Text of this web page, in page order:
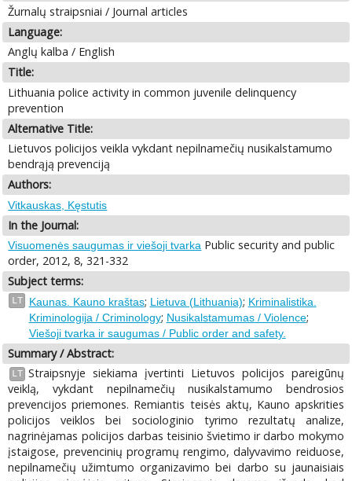
Žurnalų straipsniai / Journal articles
Language:
Anglų kalba / English
Title:
Lithuania police activity in common juvenile delinquency
prevention
Alternative Title:
Lietuvos policijos veikla vykdant nepilnamečių nusikalstamumo
bendrąją prevenciją
Authors:
Vitkauskas, Kęstutis
In the Journal:
Visuomenės saugumas ir viešoji tvarka Public security and public
order, 2012, 8, 321-332
Subject terms:
LT Kaunas. Kauno kraštas; Lietuva (Lithuania); Kriminalistika.
Kriminologija / Criminology; Nusikalstamumas / Violence;
Viešoji tvarka ir saugumas / Public order and safety.
Summary / Abstract:
LT Straipsnyje siekiama įvertinti Lietuvos policijos pareigūnų
veiklą, vykdant nepilnamečių nusikalstamumo bendrosios
prevencijos priemones. Remiantis teisės aktų, Kauno apskrities
policijos veiklos bei sociologinio tyrimo rezultatų analize,
nagrinėjamas policijos darbas teisinio švietimo ir darbo mokymo
įstaigose, prevencinių programų rengimo, dalyvavimo reiduose,
nepilnamečių užimtumo organizavimo bei darbo su jaunaisiais